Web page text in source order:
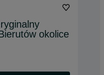
okolice